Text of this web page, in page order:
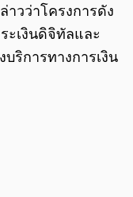
วว่าโครงการดัง
ะเงินดิจิทัลและ
ริการทางการเงิน